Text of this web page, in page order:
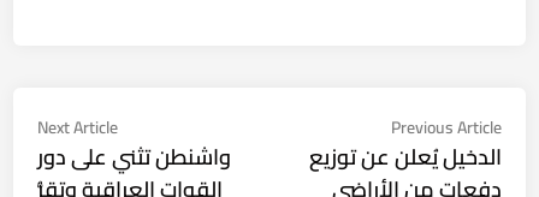
تصفّح
المقالات
Previous Article
article:
الدخيل يُعلن عن توزيع
Next Article
Next
واشنطن تثني على دور